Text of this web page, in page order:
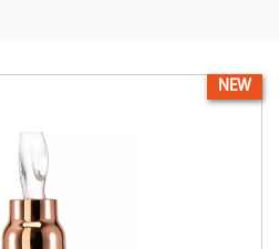
NEW